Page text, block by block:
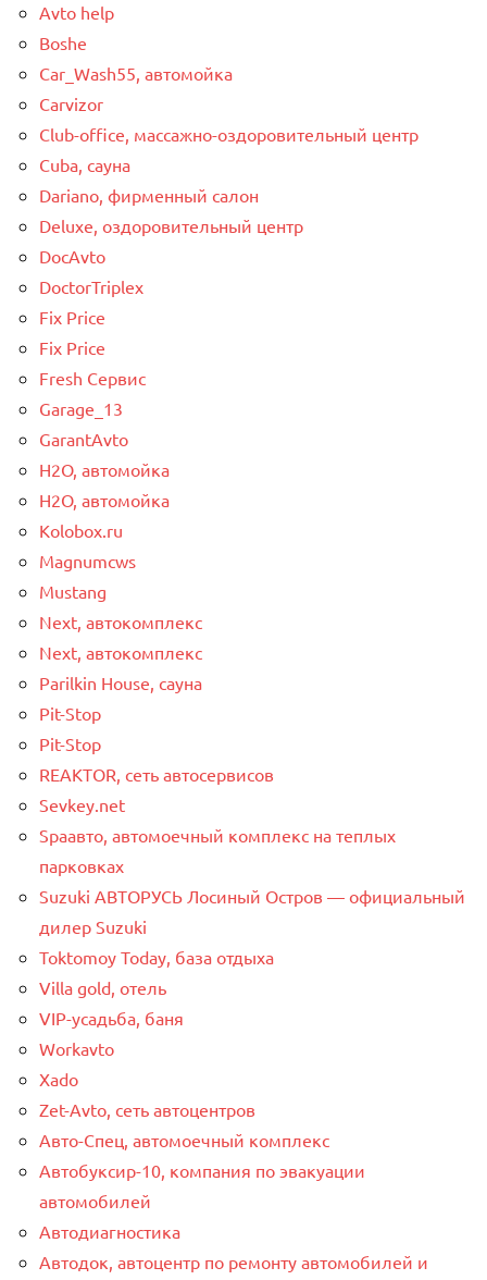
Avto help
Boshe
Car_Wash55, автомойка
Carvizor
Club-office, массажно-оздоровительный центр
Cuba, сауна
Dariano, фирменный салон
Deluxe, оздоровительный центр
DocAvto
DoctorTriplex
Fix Price
Fix Price
Fresh Сервис
Garage_13
GarantAvto
H2O, автомойка
H2O, автомойка
Kolobox.ru
Magnumcws
Mustang
Next, автокомплекс
Next, автокомплекс
Parilkin House, сауна
Pit-Stop
Pit-Stop
REAKTOR, сеть автосервисов
Sevkey.net
Spaавто, автомоечный комплекс на теплых
парковках
Suzuki АВТОРУСЬ Лосиный Остров — официальный
дилер Suzuki
Toktomoy Today, база отдыха
Villa gold, отель
VIP-усадьба, баня
Workavto
Xado
Zet-Avto, сеть автоцентров
Авто-Спец, автомоечный комплекс
Автобуксир-10, компания по эвакуации
автомобилей
Автодиагностика
Автодок, автоцентр по ремонту автомобилей и